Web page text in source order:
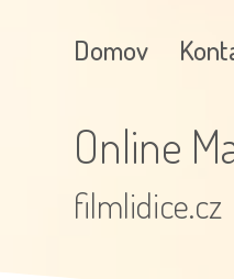
Domov
Online
filmlidice.cz